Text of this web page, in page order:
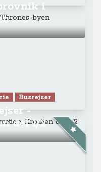
i
Busrejser
-
del 1/2